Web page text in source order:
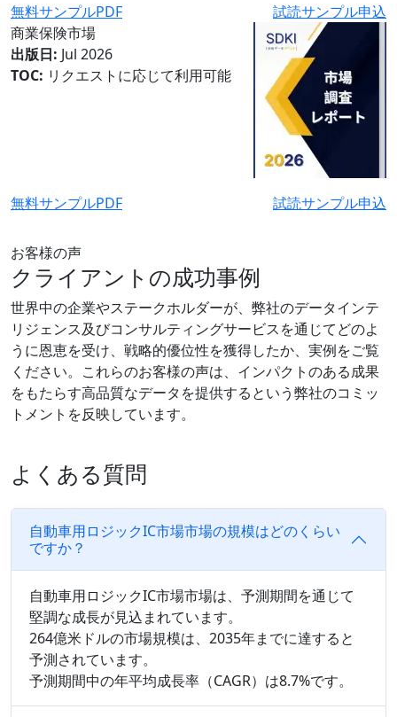
無料サンプルPDF
試読サンプル申込
商業保険市場
出版日: Jul 2026
TOC: リクエストに応じて利用可能
無料サンプルPDF 試読サンプル申込
お客様の声
クライアントの成功事例
世界中の企業やステークホルダーが、弊社のデータインテ
リジェンス及びコンサルティングサービスを通じてどのよ
うに恩恵を受け、戦略的優位性を獲得したか、実例をご覧
ください。これらのお客様の声は、インパクトのある成果
をもたらす高品質なデータを提供するという弊社のコミッ
トメントを反映しています。
よくある質問
自動車用ロジックIC市場市場の規模はどのくらい
ですか？
自動車用ロジックIC市場市場は、予測期間を通じて
堅調な成長が見込まれています。
264億米ドルの市場規模は、2035年までに達すると
予測されています。
予測期間中の年平均成長率（CAGR）は8.7%です。